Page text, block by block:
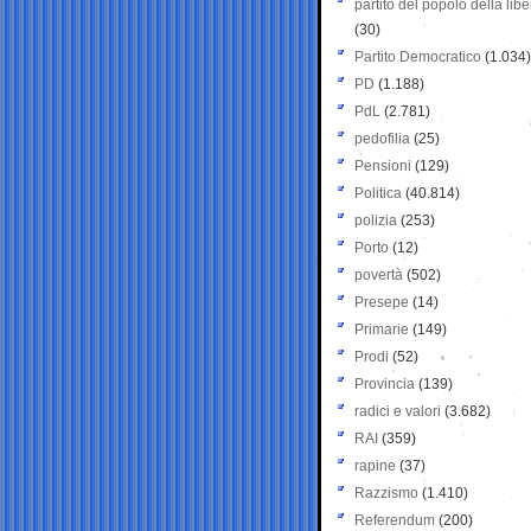
partito del popolo della
(30)
Partito Democratico (1.034)
PD (1.188)
PdL (2.781)
pedofilia (25)
Pensioni (129)
Politica (40.814)
polizia (253)
Porto (12)
povertà (502)
Presepe (14)
Primarie (149)
Prodi (52)
Provincia (139)
radici e valori (3.682)
RAI (359)
rapine (37)
Razzismo (1.410)
Referendum (200)